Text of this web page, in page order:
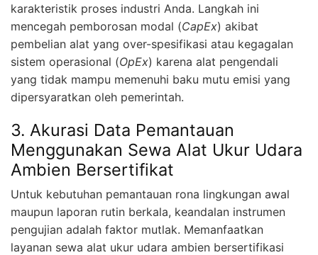
karakteristik proses industri Anda. Langkah ini
mencegah pemborosan modal (CapEx) akibat
pembelian alat yang over-spesifikasi atau kegagalan
sistem operasional (OpEx) karena alat pengendali
yang tidak mampu memenuhi baku mutu emisi yang
dipersyaratkan oleh pemerintah.
3. Akurasi Data Pemantauan
Menggunakan Sewa Alat Ukur Udara
Ambien Bersertifikat
Untuk kebutuhan pemantauan rona lingkungan awal
maupun laporan rutin berkala, keandalan instrumen
pengujian adalah faktor mutlak. Memanfaatkan
layanan sewa alat ukur udara ambien bersertifikasi